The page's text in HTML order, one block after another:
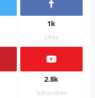
1k
Likes
2.8k
Subscribes